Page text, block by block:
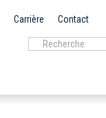
Carrière Contact